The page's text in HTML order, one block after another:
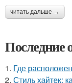
читать дальше →
Последние
1. Где
2. Стиль хайтек: